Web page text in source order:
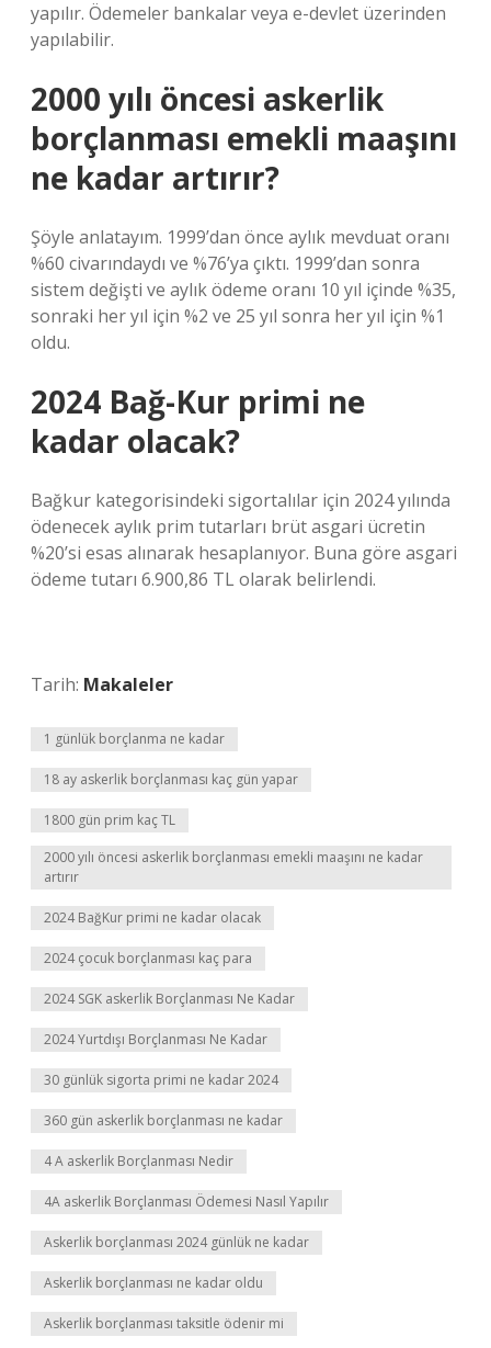
yapılır. Ödemeler bankalar veya e-devlet üzerinden
yapılabilir.
2000 yılı öncesi askerlik
borçlanması emekli maaşını
ne kadar artırır?
Şöyle anlatayım. 1999’dan önce aylık mevduat oranı
%60 civarındaydı ve %76’ya çıktı. 1999’dan sonra
sistem değişti ve aylık ödeme oranı 10 yıl içinde %35,
sonraki her yıl için %2 ve 25 yıl sonra her yıl için %1
oldu.
2024 Bağ-Kur primi ne
kadar olacak?
Bağkur kategorisindeki sigortalılar için 2024 yılında
ödenecek aylık prim tutarları brüt asgari ücretin
%20’si esas alınarak hesaplanıyor. Buna göre asgari
ödeme tutarı 6.900,86 TL olarak belirlendi.
Tarih: Makaleler
1 günlük borçlanma ne kadar
18 ay askerlik borçlanması kaç gün yapar
1800 gün prim kaç TL
2000 yılı öncesi askerlik borçlanması emekli maaşını ne kadar
artırır
2024 BağKur primi ne kadar olacak
2024 çocuk borçlanması kaç para
2024 SGK askerlik Borçlanması Ne Kadar
2024 Yurtdışı Borçlanması Ne Kadar
30 günlük sigorta primi ne kadar 2024
360 gün askerlik borçlanması ne kadar
4 A askerlik Borçlanması Nedir
4A askerlik Borçlanması Ödemesi Nasıl Yapılır
Askerlik borçlanması 2024 günlük ne kadar
Askerlik borçlanması ne kadar oldu
Askerlik borçlanması taksitle ödenir mi